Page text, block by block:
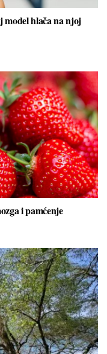
model hlača na njoj
i pamćenje